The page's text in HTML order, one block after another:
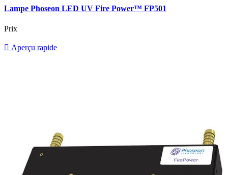
Lampe Phoseon LED UV Fire Power™ FP501
Prix
 Aperçu rapide